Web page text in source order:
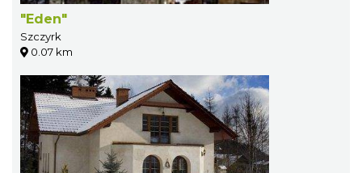
"Eden"
Szczyrk
0.07 km